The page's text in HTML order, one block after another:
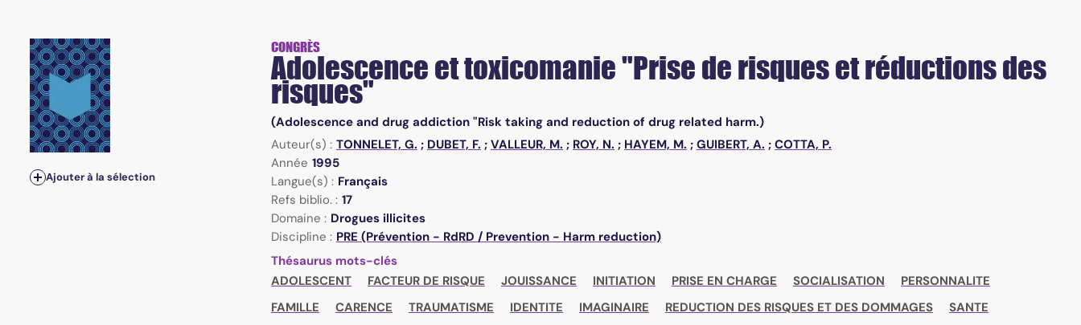
Ajouter à la sélection
CONGRÈS
Adolescence et toxicomanie "Prise de risques et réductions des
risques"
(Adolescence and drug addiction "Risk taking and reduction of drug related harm.)
Auteur(s) : TONNELET, G. ; DUBET, F. ; VALLEUR, M. ; ROY, N. ; HAYEM, M. ; GUIBERT, A. ; COTTA, P.
Année 1995
Langue(s) : Français
Refs biblio. : 17
Domaine : Drogues illicites
Discipline : PRE (Prévention - RdRD / Prevention - Harm reduction)
Thésaurus mots-clés
ADOLESCENT
FACTEUR DE RISQUE JOUISSANCE INITIATION PRISE EN CHARGE SOCIALISATION
PERSONNALITE
FAMILLE
CARENCE TRAUMATISME IDENTITE IMAGINAIRE REDUCTION DES RISQUES ET DES DOMMAGES
SANTE